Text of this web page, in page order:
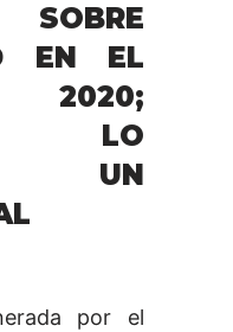
SOBRE
EN EL
LO
UN
por el